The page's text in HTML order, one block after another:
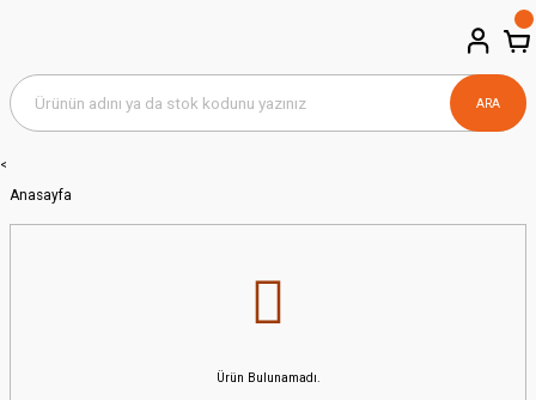
ARA
<
Anasayfa
Ürün Bulunamadı.